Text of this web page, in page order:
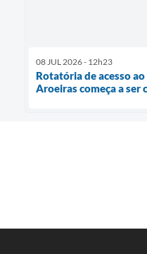
08 JUL 2026 - 12h23
Rotatória de acesso
Aroeiras começa a ser